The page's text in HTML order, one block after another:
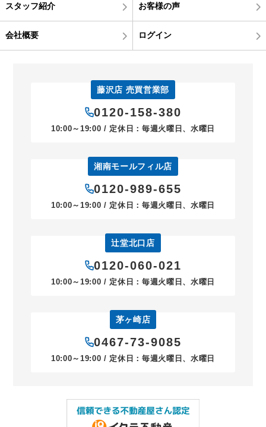
スタッフ紹介 お客様の声
会社概要 ログイン
藤沢店 売買営業部
0120-158-380
10:00～19:00 / 定休日：毎週火曜日、水曜日
湘南モールフィル店
0120-989-655
10:00～19:00 / 定休日：毎週火曜日、水曜日
辻堂北口店
0120-060-021
10:00～19:00 / 定休日：毎週火曜日、水曜日
茅ヶ崎店
0467-73-9085
10:00～19:00 / 定休日：毎週火曜日、水曜日